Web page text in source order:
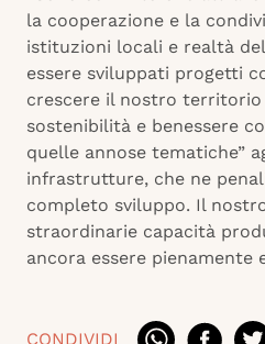
la cooperazione e la
istituzioni locali e realtà
essere sviluppati progetti
crescere il nostro
sostenibilità e benessere
quelle annose tematiche”
infrastrutture, che ne
completo sviluppo. Il
straordinarie capacità
ancora essere pienamente
CONDIVIDI